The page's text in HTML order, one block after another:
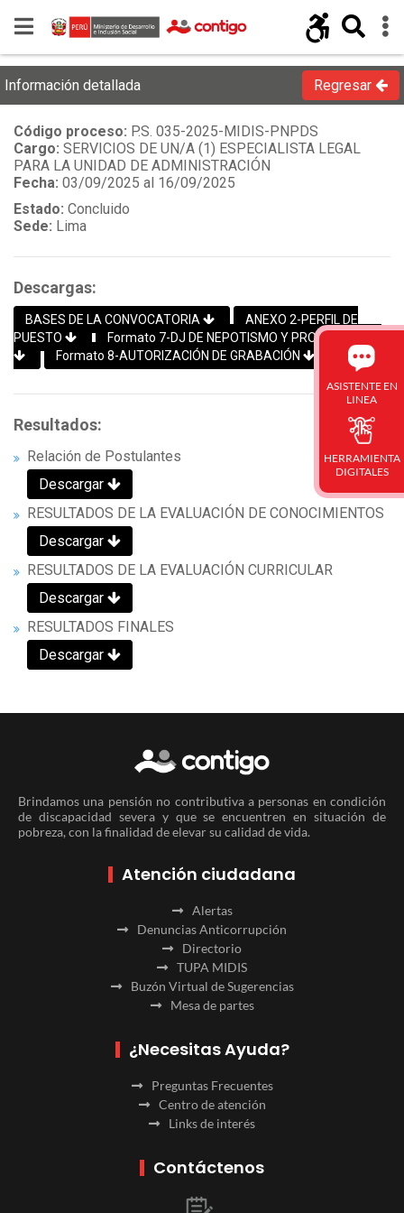
Información detallada Regresar
Código proceso: P.S. 035-2025-MIDIS-PNPDS
Cargo: SERVICIOS DE UN/A (1) ESPECIALISTA LEGAL
PARA LA UNIDAD DE ADMINISTRACIÓN
Fecha: 03/09/2025 al 16/09/2025
Estado: Concluido
Sede: Lima
Descargas:
BASES DE LA CONVOCATORIA
ANEXO 2-PERFIL DE
PUESTO
Formato 7-DJ DE NEPOTISMO Y PROHIBICIONES
Formato 8-AUTORIZACIÓN DE GRABACIÓN
Resultados:
Relación de Postulantes
Descargar
RESULTADOS DE LA EVALUACIÓN DE CONOCIMIENTOS
Descargar
RESULTADOS DE LA EVALUACIÓN CURRICULAR
Descargar
RESULTADOS FINALES
Descargar
ASISTENTE EN
LINEA
HERRAMIENTA
DIGITALES
Brindamos una pensión no contributiva a personas en condición
de discapacidad severa y que se encuentren en situación de
pobreza, con la finalidad de elevar su calidad de vida.
Atención ciudadana
Alertas
Denuncias Anticorrupción
Directorio
TUPA MIDIS
Buzón Virtual de Sugerencias
Mesa de partes
¿Necesitas Ayuda?
Preguntas Frecuentes
Centro de atención
Links de interés
Contáctenos